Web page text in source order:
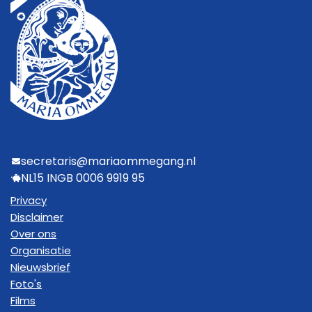
secretaris@mariaommegang.nl
NL15 INGB 0006 9919 95
Privacy
Disclaimer
Over ons
Organisatie
Nieuwsbrief
Foto's
Films